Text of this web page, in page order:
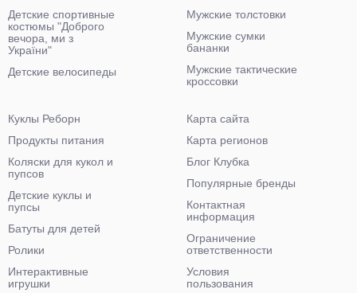
Детские спортивные
костюмы "Доброго
вечора, ми з
України"
Детские велосипеды
Мужские толстовки
Мужские сумки
бананки
Мужские тактические
кроссовки
Куклы Реборн
Продукты питания
Коляски для кукол и
пупсов
Детские куклы и
пупсы
Батуты для детей
Ролики
Интерактивные
игрушки
Карта сайта
Карта регионов
Блог Клубка
Популярные бренды
Контактная
информация
Ограничение
ответственности
Условия
пользования